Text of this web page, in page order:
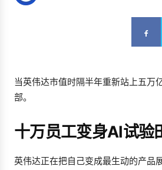
当英伟达市值时隔半年重新站上五
部。
十万员工变身AI试验
英伟达正在把自己变成最生动的产